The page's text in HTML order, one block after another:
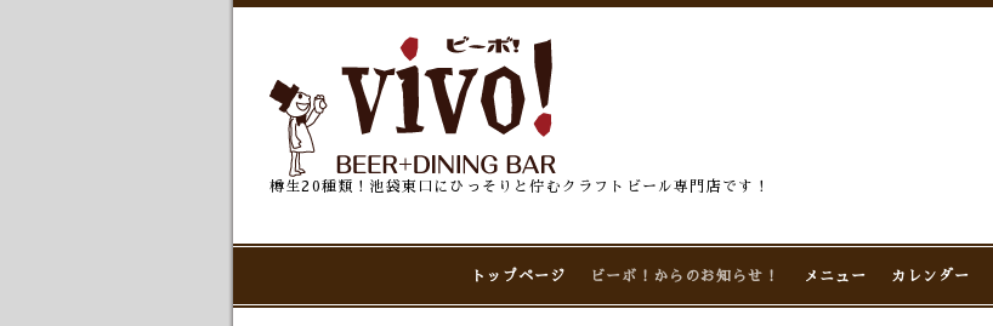
樽生20種類！池袋東口にひっそりと佇むクラフトビール専門店です！
トップページ ビーボ！からのお知らせ！ メニュー カレンダー